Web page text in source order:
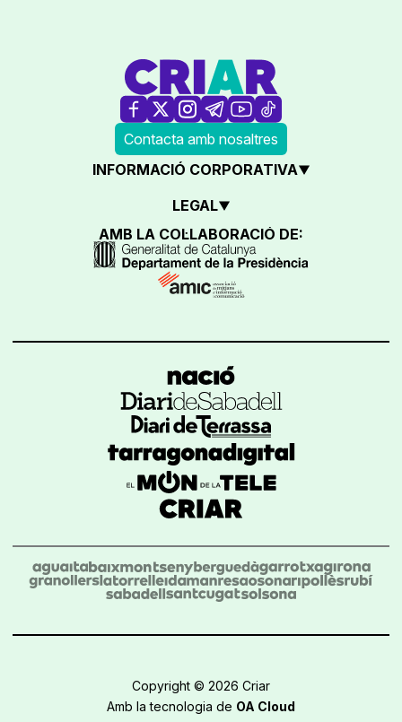
Contacta amb nosaltres
INFORMACIÓ CORPORATIVA
LEGAL
AMB LA COL·LABORACIÓ DE:
Copyright © 2026 Criar
Amb la tecnologia de OA Cloud